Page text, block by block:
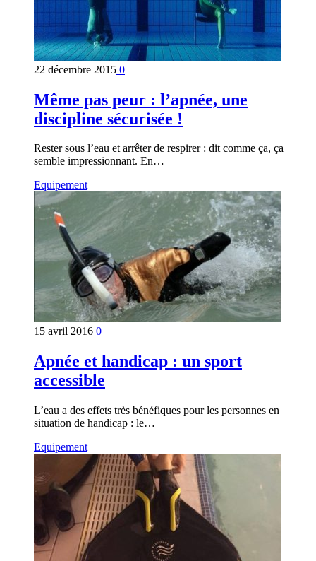
22 décembre 2015 0
Même pas peur : l’apnée, une
discipline sécurisée !
Rester sous l’eau et arrêter de respirer : dit comme ça, ça
semble impressionnant. En…
Equipement
15 avril 2016 0
Apnée et handicap : un sport
accessible
L’eau a des effets très bénéfiques pour les personnes en
situation de handicap : le…
Equipement